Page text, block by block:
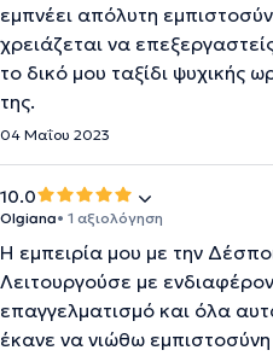
εμπνέει απόλυτη
χρειάζεται να
το δικό μου ταξίδι ψυχικής
της.
04 Μαΐου 2023
10.0
Olgiana• 1 αξιολόγηση
Η εμπειρία μου με την
Λειτουργούσε με
επαγγελματισμό και όλα
έκανε να νιώθω